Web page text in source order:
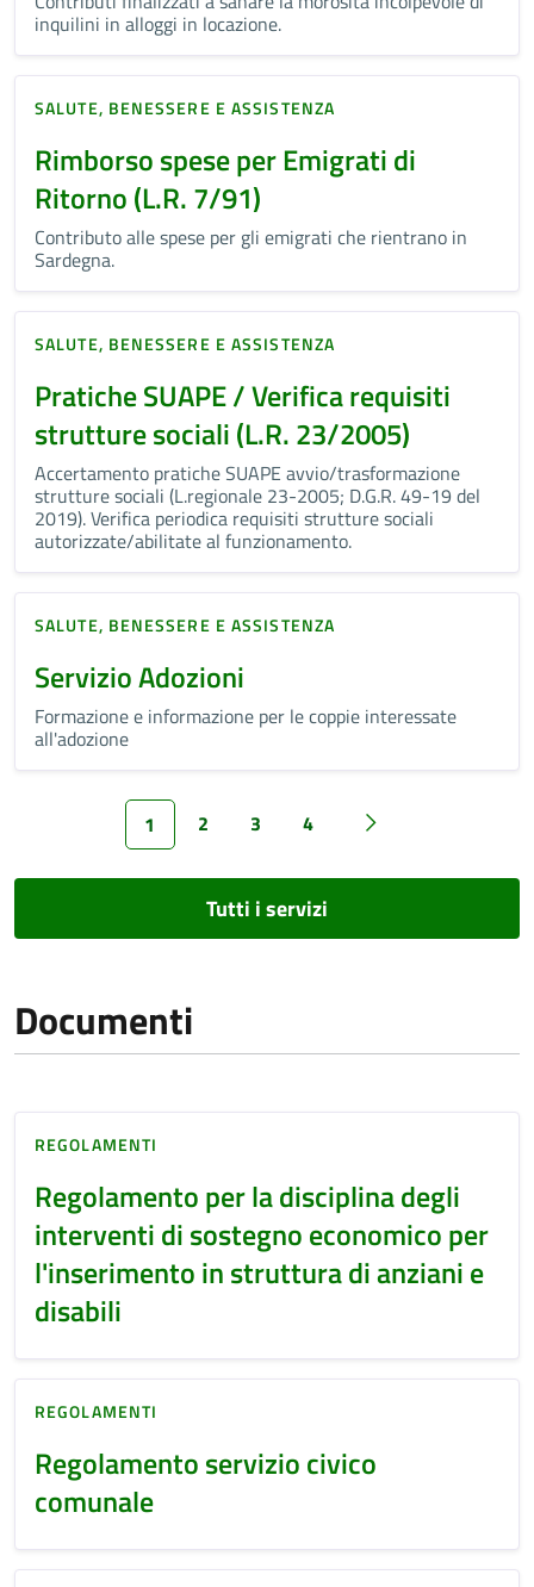
inquilini in alloggi in locazione.
SALUTE, BENESSERE E ASSISTENZA
Rimborso spese per Emigrati di
Ritorno (L.R. 7/91)
Contributo alle spese per gli emigrati che rientrano in
Sardegna.
SALUTE, BENESSERE E ASSISTENZA
Pratiche SUAPE / Verifica requisiti
strutture sociali (L.R. 23/2005)
Accertamento pratiche SUAPE avvio/trasformazione
strutture sociali (L.regionale 23-2005; D.G.R. 49-19 del
2019). Verifica periodica requisiti strutture sociali
autorizzate/abilitate al funzionamento.
SALUTE, BENESSERE E ASSISTENZA
Servizio Adozioni
Formazione e informazione per le coppie interessate
all'adozione
1 2 3 4
Tutti i servizi
Documenti
REGOLAMENTI
Regolamento per la disciplina degli
interventi di sostegno economico per
l'inserimento in struttura di anziani e
disabili
REGOLAMENTI
Regolamento servizio civico
comunale